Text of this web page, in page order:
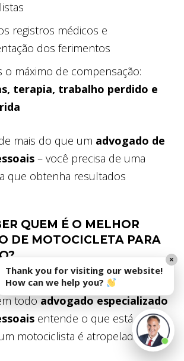
registros médicos e
dos ferimentos
o máximo de compensação:
terapia, trabalho perdido e
mais do que um advogado de
– você precisa de uma
que obtenha resultados
QUEM É O MELHOR
DE MOTOCICLETA PARA
merecem advogados que os
todo advogado especializado
entende o que está em
motociclista é atropelado. Nós
Thank you for visiting our website!
How can we help you?
×